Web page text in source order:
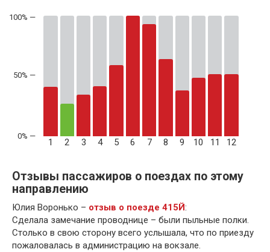
50% —
1 2 3 4 5 6 7 8 9 10 11 12
Отзывы пассажиров о поездах по этому
направлению
Юлия Воронько – отзыв о поезде 415Й:
Сделала замечание проводнице – были пыльные полки.
Столько в свою сторону всего услышала, что по приезду
пожаловалась в администрацию на вокзале.